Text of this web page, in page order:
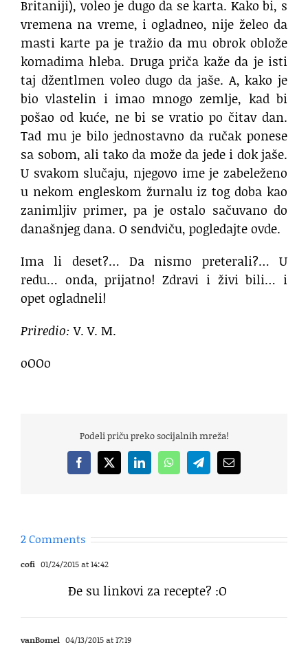
Britaniji), voleo je dugo da se karta. Kako bi, s
vremena na vreme, i ogladneo, nije želeo da
masti karte pa je tražio da mu obrok oblože
komadima hleba. Druga priča kaže da je isti
taj džentlmen voleo dugo da jaše. A, kako je
bio vlastelin i imao mnogo zemlje, kad bi
pošao od kuće, ne bi se vratio po čitav dan.
Tad mu je bilo jednostavno da ručak ponese
sa sobom, ali tako da može da jede i dok jaše.
U svakom slučaju, njegovo ime je zabeleženo
u nekom engleskom žurnalu iz tog doba kao
zanimljiv primer, pa je ostalo sačuvano do
današnjeg dana. O sendviču, pogledajte ovde.
Ima li deset?… Da nismo preterali?… U
redu… onda, prijatno! Zdravi i živi bili… i
opet ogladneli!
Priredio:V. V. M.
oOOo
Podeli priču preko socijalnih mreža!
Facebook
X LinkedInWhatsAppTelegramEmail
2 Comments
cofi 01/24/2015 at 14:42
Đe su linkovi za recepte? :O
vanBomel 04/13/2015 at 17:19